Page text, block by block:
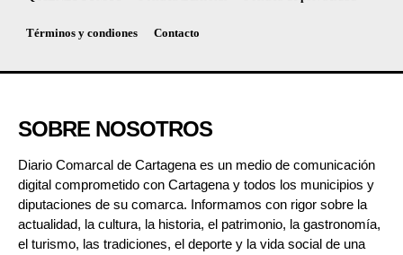
Términos y condiones Contacto
SOBRE NOSOTROS
Diario Comarcal de Cartagena es un medio de comunicación
digital comprometido con Cartagena y todos los municipios y
diputaciones de su comarca. Informamos con rigor sobre la
actualidad, la cultura, la historia, el patrimonio, la gastronomía,
el turismo, las tradiciones, el deporte y la vida social de una